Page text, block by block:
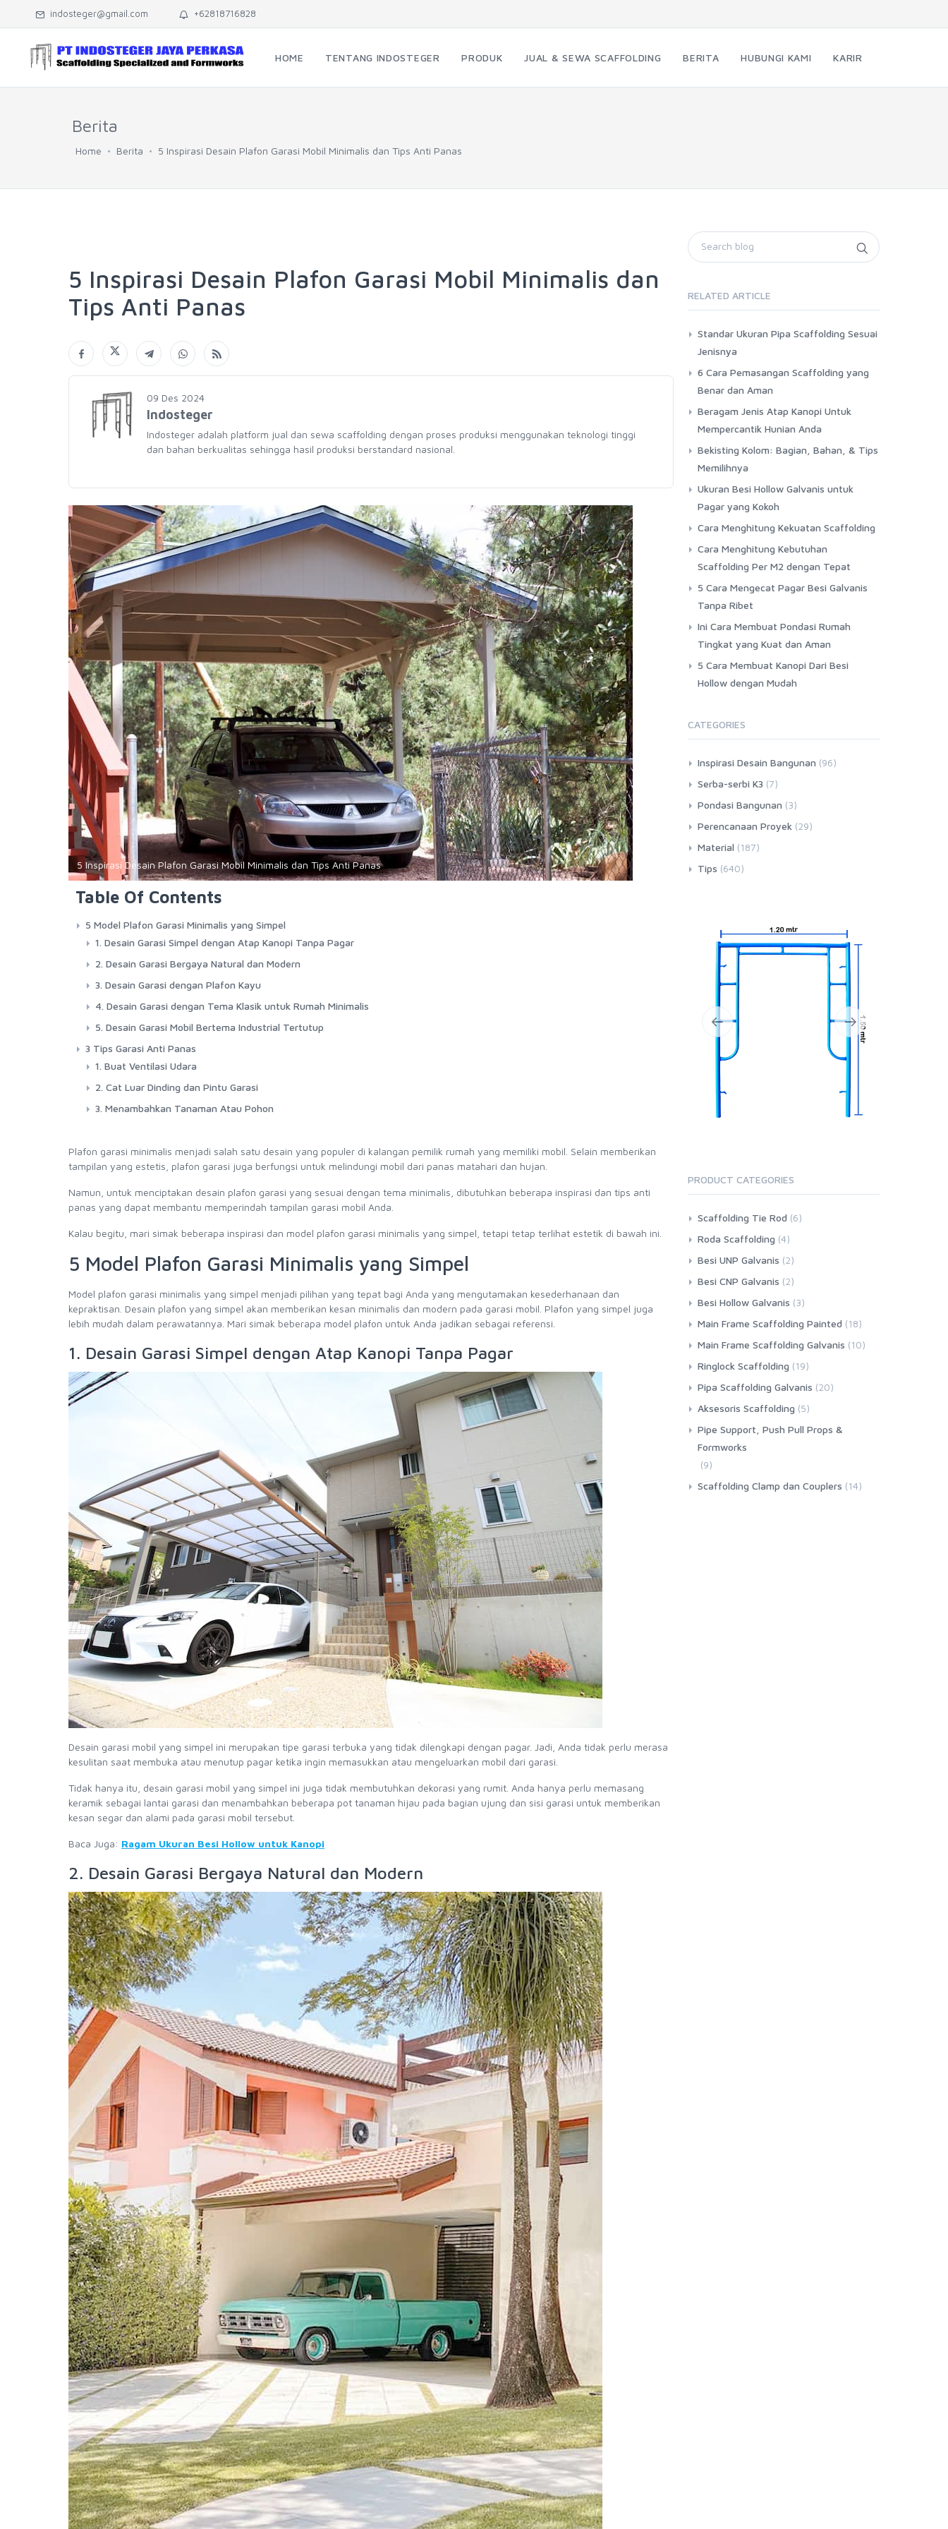
indosteger@gmail.com +62818716828
HOME TENTANG INDOSTEGER PRODUK JUAL & SEWA SCAFFOLDING BERITA HUBUNGI KAMI KARIR
Berita
Home Berita 5 Inspirasi Desain Plafon Garasi Mobil Minimalis dan Tips Anti Panas
5 Inspirasi Desain Plafon Garasi Mobil Minimalis dan
Tips Anti Panas
09 Des 2024
Indosteger
Indosteger adalah platform jual dan sewa scaffolding dengan proses produksi menggunakan teknologi tinggi
dan bahan berkualitas sehingga hasil produksi berstandard nasional.
5 Inspirasi Desain Plafon Garasi Mobil Minimalis dan Tips Anti Panas
Table Of Contents
5 Model Plafon Garasi Minimalis yang Simpel
1. Desain Garasi Simpel dengan Atap Kanopi Tanpa Pagar
2. Desain Garasi Bergaya Natural dan Modern
3. Desain Garasi dengan Plafon Kayu
4. Desain Garasi dengan Tema Klasik untuk Rumah Minimalis
5. Desain Garasi Mobil Bertema Industrial Tertutup
3 Tips Garasi Anti Panas
1. Buat Ventilasi Udara
2. Cat Luar Dinding dan Pintu Garasi
3. Menambahkan Tanaman Atau Pohon
Plafon garasi minimalis menjadi salah satu desain yang populer di kalangan pemilik rumah yang memiliki mobil. Selain memberikan
tampilan yang estetis, plafon garasi juga berfungsi untuk melindungi mobil dari panas matahari dan hujan.
Namun, untuk menciptakan desain plafon garasi yang sesuai dengan tema minimalis, dibutuhkan beberapa inspirasi dan tips anti
panas yang dapat membantu memperindah tampilan garasi mobil Anda.
Kalau begitu, mari simak beberapa inspirasi dan model plafon garasi minimalis yang simpel, tetapi tetap terlihat estetik di bawah ini.
5 Model Plafon Garasi Minimalis yang Simpel
Model plafon garasi minimalis yang simpel menjadi pilihan yang tepat bagi Anda yang mengutamakan kesederhanaan dan
kepraktisan. Desain plafon yang simpel akan memberikan kesan minimalis dan modern pada garasi mobil. Plafon yang simpel juga
lebih mudah dalam perawatannya. Mari simak beberapa model plafon untuk Anda jadikan sebagai referensi.
1. Desain Garasi Simpel dengan Atap Kanopi Tanpa Pagar
Desain garasi mobil yang simpel ini merupakan tipe garasi terbuka yang tidak dilengkapi dengan pagar. Jadi, Anda tidak perlu merasa
kesulitan saat membuka atau menutup pagar ketika ingin memasukkan atau mengeluarkan mobil dari garasi.
Tidak hanya itu, desain garasi mobil yang simpel ini juga tidak membutuhkan dekorasi yang rumit. Anda hanya perlu memasang
keramik sebagai lantai garasi dan menambahkan beberapa pot tanaman hijau pada bagian ujung dan sisi garasi untuk memberikan
kesan segar dan alami pada garasi mobil tersebut.
Baca Juga: Ragam Ukuran Besi Hollow untuk Kanopi
2. Desain Garasi Bergaya Natural dan Modern
RELATED ARTICLE
Standar Ukuran Pipa Scaffolding Sesuai
Jenisnya
6 Cara Pemasangan Scaffolding yang
Benar dan Aman
Beragam Jenis Atap Kanopi Untuk
Mempercantik Hunian Anda
Bekisting Kolom: Bagian, Bahan, & Tips
Memilihnya
Ukuran Besi Hollow Galvanis untuk
Pagar yang Kokoh
Cara Menghitung Kekuatan Scaffolding
Cara Menghitung Kebutuhan
Scaffolding Per M2 dengan Tepat
5 Cara Mengecat Pagar Besi Galvanis
Tanpa Ribet
Ini Cara Membuat Pondasi Rumah
Tingkat yang Kuat dan Aman
5 Cara Membuat Kanopi Dari Besi
Hollow dengan Mudah
CATEGORIES
Inspirasi Desain Bangunan (96)
Serba-serbi K3 (7)
Pondasi Bangunan (3)
Perencanaan Proyek (29)
Material (187)
Tips (640)
PRODUCT CATEGORIES
Scaffolding Tie Rod (6)
Roda Scaffolding (4)
Besi UNP Galvanis (2)
Besi CNP Galvanis (2)
Besi Hollow Galvanis (3)
Main Frame Scaffolding Painted (18)
Main Frame Scaffolding Galvanis (10)
Ringlock Scaffolding (19)
Pipa Scaffolding Galvanis (20)
Aksesoris Scaffolding (5)
Pipe Support, Push Pull Props &
Formworks
(9)
Scaffolding Clamp dan Couplers (14)